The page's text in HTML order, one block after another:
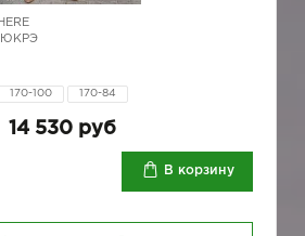
170-100 170-84
14 530 руб
В корзину